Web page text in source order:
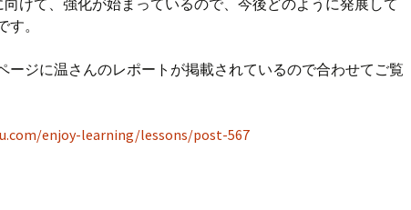
向けて、強化が始まっているので、今後どのように発展して
。
ージに温さんのレポートが掲載されているので合わせてご覧
enjoy-learning/lessons/post-567